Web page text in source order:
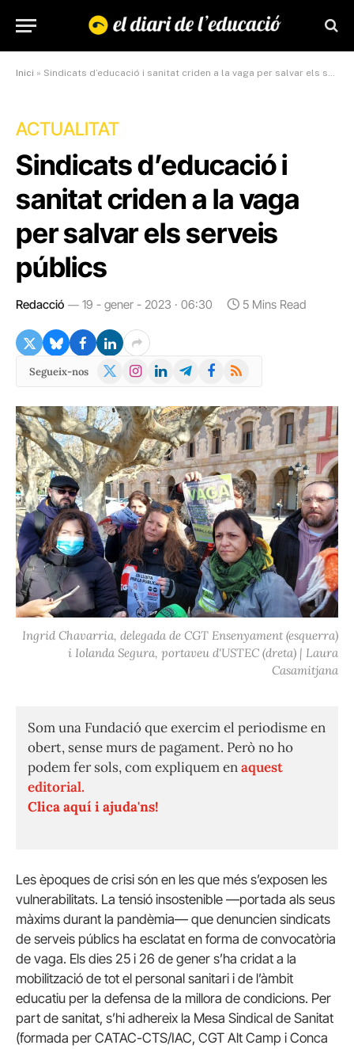
Inici » Sindicats d’educació i sanitat criden a la vaga per salvar els serveis públics
ACTUALITAT
Sindicats d’educació i
sanitat criden a la vaga
per salvar els serveis
públics
Redacció 19 - gener - 2023 · 06:30 5 Mins Read
Segueix-nos
X
Instagram
LinkedInTelegramFacebook
RSS
Ingrid Chavarria, delegada de CGT Ensenyament (esquerra)
i Iolanda Segura, portaveu d'USTEC (dreta) | Laura
Casamitjana
Som una Fundació que exercim el periodisme en
obert, sense murs de pagament. Però no ho
podem fer sols, com expliquem enaquest
editorial.
Clica aquí i ajuda'ns!
Les èpoques de crisi són en les que més s’exposen les
vulnerabilitats. La tensió insostenible —portada als seus
màxims durant la pandèmia— que denuncien sindicats
de serveis públics ha esclatat en forma de convocatòria
de vaga. Els dies 25 i 26 de gener s’ha cridat a la
mobilització de tot el personal sanitari i de l’àmbit
educatiu per la defensa de la millora de condicions. Per
part de sanitat, s’hi adhereix la Mesa Sindical de Sanitat
(formada per CATAC-CTS/IAC, CGT Alt Camp i Conca